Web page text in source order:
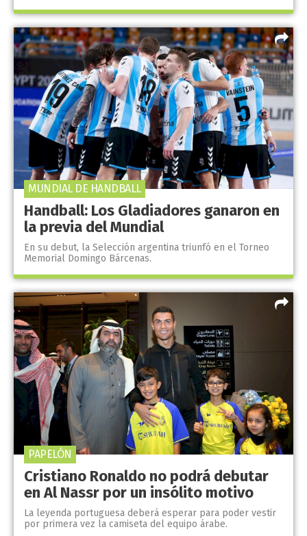
Handball: Los Gladiadores ganaron en
la previa del Mundial
En su debut, la Selección argentina triunfó en el Torneo
Memorial Domingo Bárcenas.
MUNDIAL DE HANDBALL
Cristiano Ronaldo no podrá debutar
en Al Nassr por un insólito motivo
La leyenda portuguesa deberá esperar para poder vestir
por primera vez la camiseta del equipo árabe.
PAPELÓN